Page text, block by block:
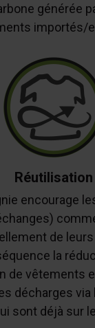
générée
importés/
Réutilisation
encourage
de
la
de vêtements
décharges via
sont déjà sur